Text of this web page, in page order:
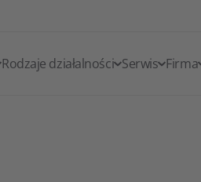
Rodzaje działalności Serwis Firma